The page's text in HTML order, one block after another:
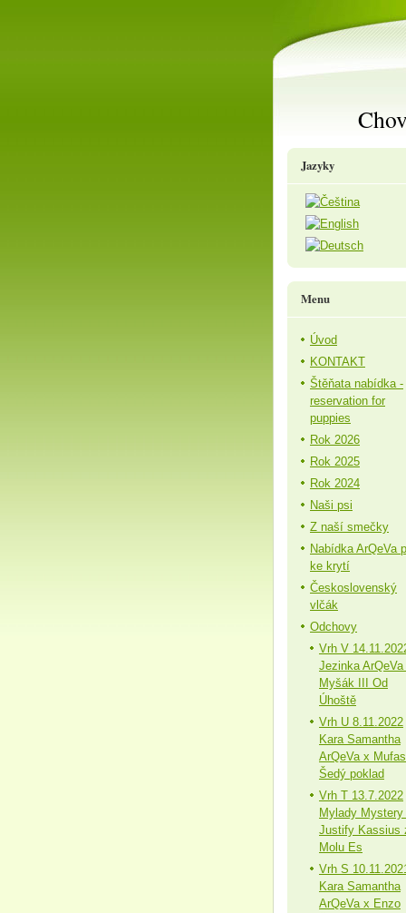
Jazyky
Menu
Úvod
KONTAKT
Štěňata nabídka -
reservation for
puppies
Rok 2026
Rok 2025
Rok 2024
Naši psi
Z naší smečky
Nabídka ArQeVa
ke krytí
Československý
vlčák
Odchovy
Vrh V
Jezinka ArQeVa
Myšák III Od
Úhoště
Vrh U 8.11.2022
Kara Samantha
ArQeVa x
Šedý poklad
Vrh T 13.7.2022
Mylady Mystery
Justify Kassius
Molu Es
Vrh S
Kara Samantha
ArQeVa x Enzo